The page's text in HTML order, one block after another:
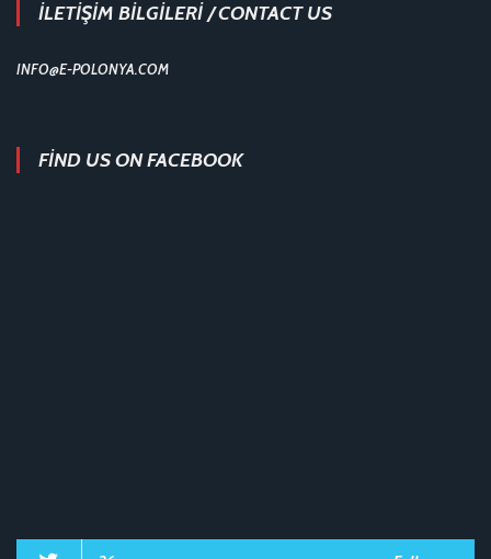
İLETİŞİM BİLGİLERİ / CONTACT US
INFO@E-POLONYA.COM
FIND US ON FACEBOOK